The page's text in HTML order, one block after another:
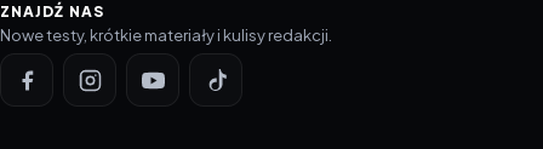
ZNAJDŹ NAS
Nowe testy, krótkie materiały i kulisy redakcji.